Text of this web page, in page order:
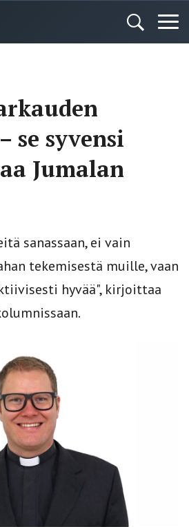
se syvensi
Jumalan
sanassaan, ei vain
tekemisestä muille, vaan
hyvää", kirjoittaa